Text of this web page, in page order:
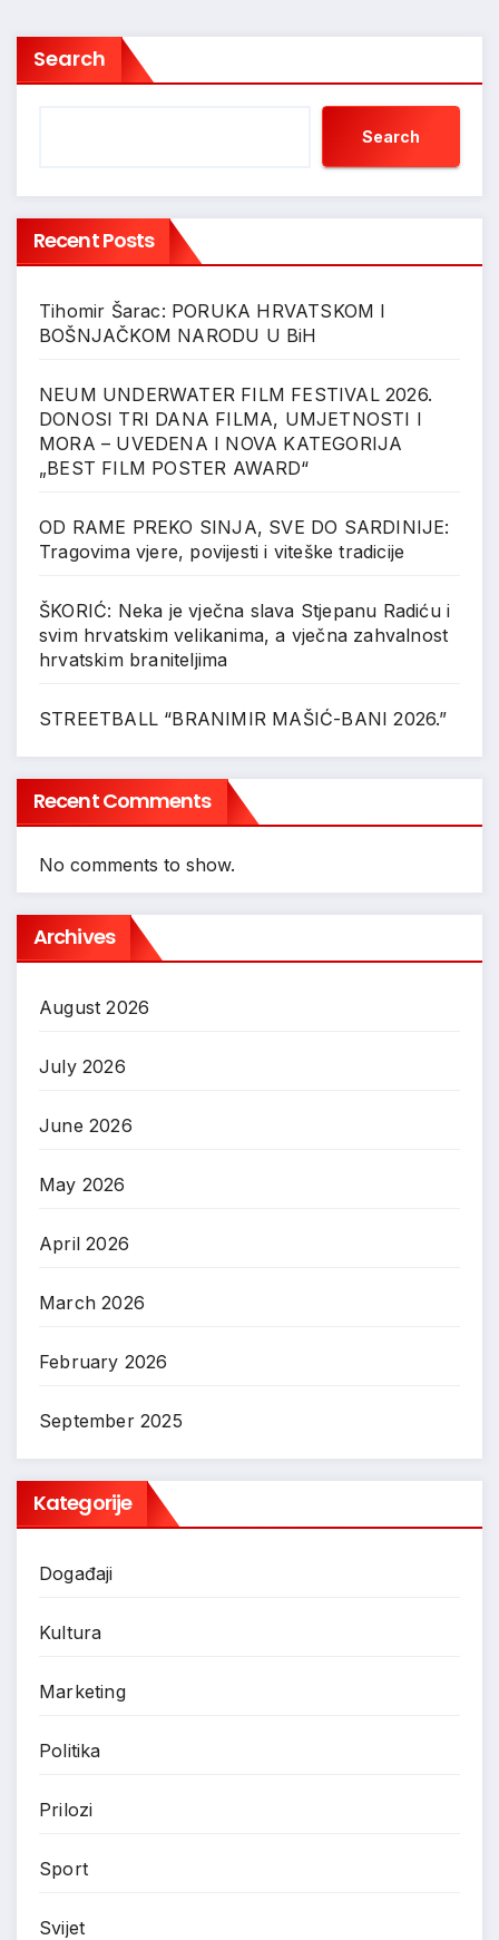
Search
Search
Recent Posts
Tihomir Šarac: PORUKA HRVATSKOM I
BOŠNJAČKOM NARODU U BiH
NEUM UNDERWATER FILM FESTIVAL 2026.
DONOSI TRI DANA FILMA, UMJETNOSTI I
MORA – UVEDENA I NOVA KATEGORIJA
„BEST FILM POSTER AWARD“
OD RAME PREKO SINJA, SVE DO SARDINIJE:
Tragovima vjere, povijesti i viteške tradicije
ŠKORIĆ: Neka je vječna slava Stjepanu Radiću i
svim hrvatskim velikanima, a vječna zahvalnost
hrvatskim braniteljima
STREETBALL “BRANIMIR MAŠIĆ-BANI 2026.”
Recent Comments
No comments to show.
Archives
August 2026
July 2026
June 2026
May 2026
April 2026
March 2026
February 2026
September 2025
Kategorije
Događaji
Kultura
Marketing
Politika
Prilozi
Sport
Svijet